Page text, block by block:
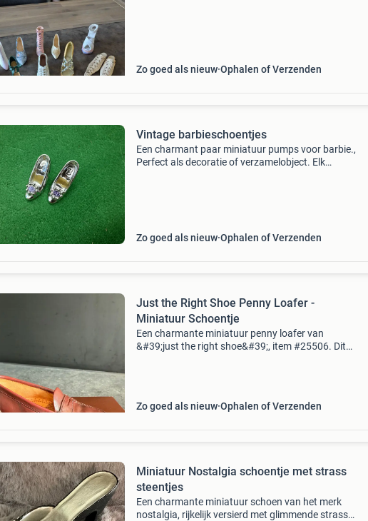
Zo goed als nieuw Ophalen of Verzenden
Vintage barbieschoentjes
Een charmant paar miniatuur pumps voor barbie.,
Perfect als decoratie of verzamelobject. Elk
Zo goed als nieuw Ophalen of Verzenden
Just the Right Shoe Penny Loafer -
Miniatuur Schoentje
Een charmante miniatuur penny loafer van
&#39;just the right shoe&#39;, item #25506. Dit
Zo goed als nieuw Ophalen of Verzenden
Miniatuur Nostalgia schoentje met strass
steentjes
Een charmante miniatuur schoen van het merk
nostalgia, rijkelijk versierd met glimmende strass